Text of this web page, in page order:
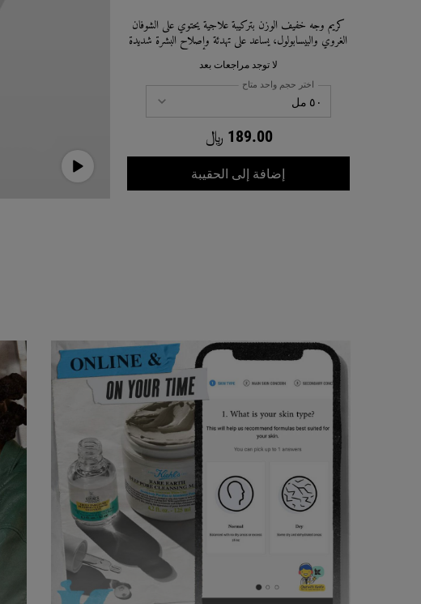
كريم وجه خفيف الوزن بتركيبة علاجية يحتوي على الشوفان
الغروي والبيسابولول، يساعد على تهدئة وإصلاح البشرة شديدة
الجفاف والحساسة.
لا توجد مراجعات بعد
اختر حجم واحد متاح
189.00 ﷼
إضافة إلى الحقيبة كريم ألترا فيشال ميلت داون ريكفري